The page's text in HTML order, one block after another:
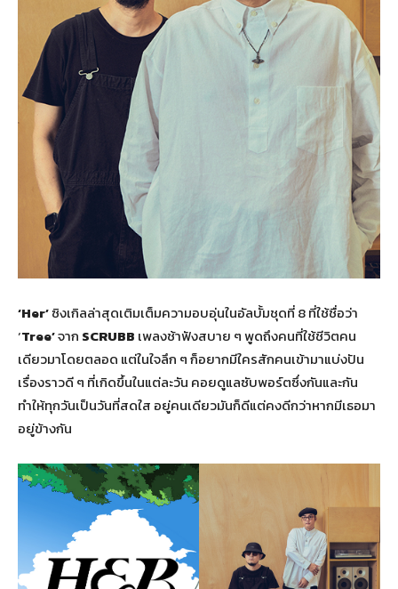
‘Her’ซิงเกิลล่าสุดเติมเต็มความอบอุ่นในอัลบั้มชุดที่ 8 ที่ใช้ชื่อว่า
‘Tree’จาก SCRUBB เพลงช้าฟังสบาย ๆ พูดถึงคนที่ใช้ชีวิตคน
เดียวมาโดยตลอด แต่ในใจลึก ๆ ก็อยากมีใครสักคนเข้ามาแบ่งปัน
เรื่องราวดี ๆ ที่เกิดขึ้นในแต่ละวัน คอยดูแลซับพอร์ตซึ่งกันและกัน
ทำให้ทุกวันเป็นวันที่สดใส อยู่คนเดียวมันก็ดีแต่คงดีกว่าหากมีเธอมา
อยู่ข้างกัน